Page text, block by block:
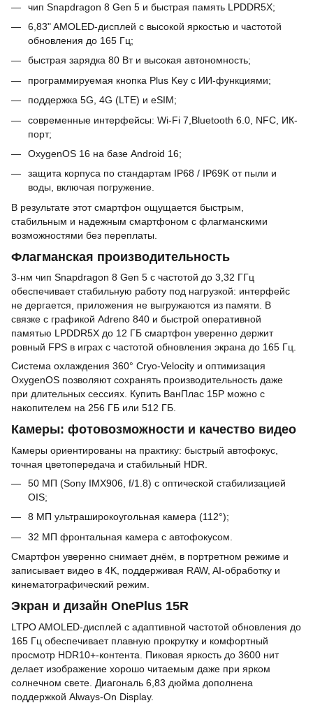
чип Snapdragon 8 Gen 5 и быстрая память LPDDR5X;
6,83" AMOLED-дисплей с высокой яркостью и частотой
обновления до 165 Гц;
быстрая зарядка 80 Вт и высокая автономность;
программируемая кнопка Plus Key с ИИ-функциями;
поддержка 5G, 4G (LTE) и eSIM;
современные интерфейсы: Wi-Fi 7,Bluetooth 6.0, NFC, ИК-
порт;
OxygenOS 16 на базе Android 16;
защита корпуса по стандартам IP68 / IP69K от пыли и
воды, включая погружение.
В результате этот смартфон ощущается быстрым,
стабильным и надежным смартфоном с флагманскими
возможностями без переплаты.
Флагманская производительность
3-нм чип Snapdragon 8 Gen 5 с частотой до 3,32 ГГц
обеспечивает стабильную работу под нагрузкой: интерфейс
не дергается, приложения не выгружаются из памяти. В
связке с графикой Adreno 840 и быстрой оперативной
памятью LPDDR5X до 12 ГБ смартфон уверенно держит
ровный FPS в играх с частотой обновления экрана до 165 Гц.
Система охлаждения 360° Cryo-Velocity и оптимизация
OxygenOS позволяют сохранять производительность даже
при длительных сессиях. Купить ВанПлас 15Р можно с
накопителем на 256 ГБ или 512 ГБ.
Камеры: фотовозможности и качество видео
Камеры ориентированы на практику: быстрый автофокус,
точная цветопередача и стабильный HDR.
50 МП (Sony IMX906, f/1.8) с оптической стабилизацией
OIS;
8 МП ультраширокоугольная камера (112°);
32 МП фронтальная камера с автофокусом.
Смартфон уверенно снимает днём, в портретном режиме и
записывает видео в 4K, поддерживая RAW, AI-обработку и
кинематографический режим.
Экран и дизайн OnePlus 15R
LTPO AMOLED-дисплей с адаптивной частотой обновления до
165 Гц обеспечивает плавную прокрутку и комфортный
просмотр HDR10+-контента. Пиковая яркость до 3600 нит
делает изображение хорошо читаемым даже при ярком
солнечном свете. Диагональ 6,83 дюйма дополнена
поддержкой Always-On Display.